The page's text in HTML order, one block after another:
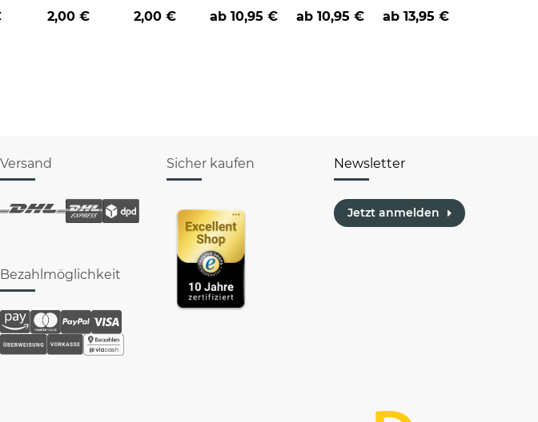
2,00 € 2,00 €
an
ab 10,95 € ab 10,95 € ab13,95 €
Versand
Bezahlmöglichkeit
Sicher kaufen Newsletter
Jetzt anmelden